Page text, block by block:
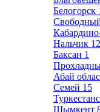
Белогорск
Нальчик 12
Баксан 1
Абай
Семей 15
Шымкент